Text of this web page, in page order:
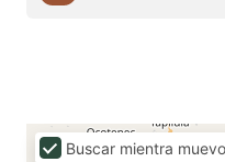
Buscar mientra